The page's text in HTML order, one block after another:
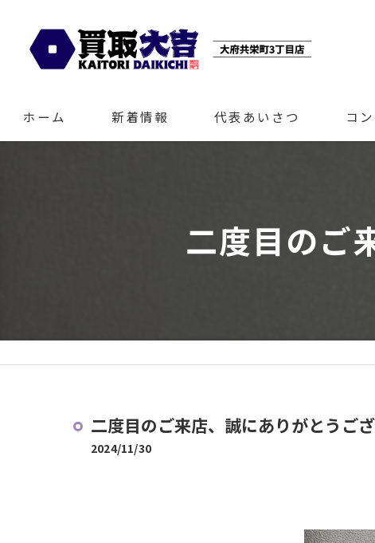
ホーム 新着情報 代表あいさつ コ
二度目のご
二度目のご来店、誠にありがとうござ
2024/11/30